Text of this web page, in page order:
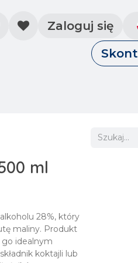
Zaloguj się
ml
28%, który
maliny. Produkt
idealnym
koktajli lub